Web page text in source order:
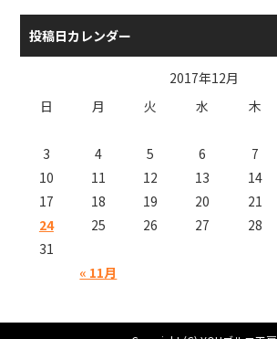
投稿日カレンダー
2017年12月
日
月 火 水 木
« 11月
3
4 5 6 7
10
11 12 13 14
17
18 19 20 21
24
25 26 27 28
31